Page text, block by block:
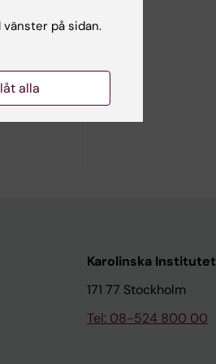
(KUL)
Karolinska Institutet
171 77 Stockholm
Tel: 08-524 800 00
på sidan.
alla